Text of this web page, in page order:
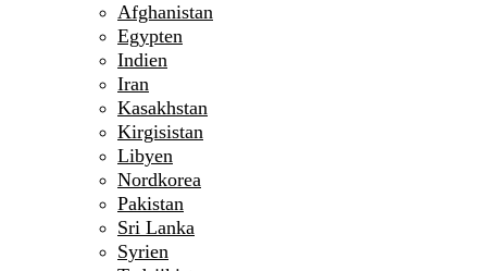
Afghanistan
Egypten
Indien
Iran
Kasakhstan
Kirgisistan
Libyen
Nordkorea
Pakistan
Sri Lanka
Syrien